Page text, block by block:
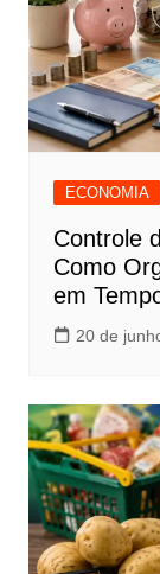
ECONOMIA
Controle
Como
em
20 de